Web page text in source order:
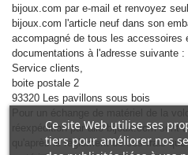
bijoux.com par e-mail et renvoyez
bijoux.com l'article neuf dans son
accompagné de tous les accessoires
documentations à l'adresse suivante :
Service clients,
boite postale 2
93320 Les pavillons sous bois
réexpédition par allo-bijoux.com sont
qu'après le règlement de ces frais
Ce site Web utilise ses
tiers pour améliorer nos